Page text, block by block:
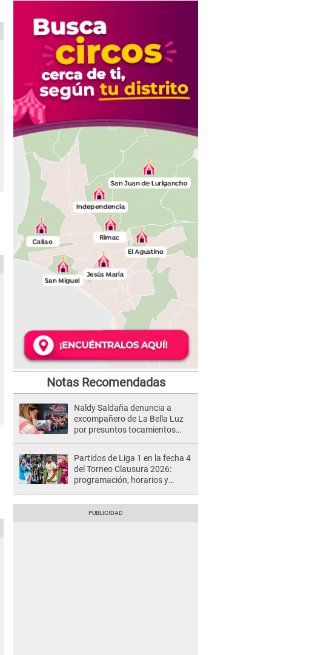
Notas Recomendadas
Naldy Saldaña denuncia a
excompañero de La Bella Luz
por presuntos tocamientos
Partidos de Liga 1 en la fecha 4
del Torneo Clausura 2026:
programación, horarios y